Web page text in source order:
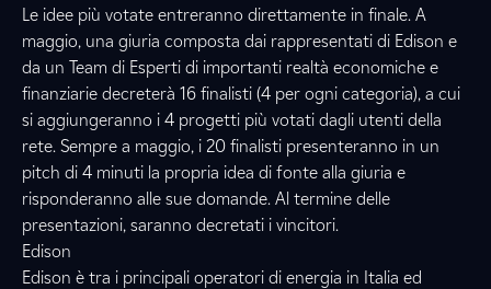
Le idee più votate entreranno direttamente in finale. A
maggio, una giuria composta dai rappresentati di Edison e
da un Team di Esperti di importanti realtà economiche e
finanziarie decreterà 16 finalisti (4 per ogni categoria), a cui
si aggiungeranno i 4 progetti più votati dagli utenti della
rete. Sempre a maggio, i 20 finalisti presenteranno in un
pitch di 4 minuti la propria idea di fonte alla giuria e
risponderanno alle sue domande. Al termine delle
presentazioni, saranno decretati i vincitori.
Edison
Edison è tra i principali operatori di energia in Italia ed